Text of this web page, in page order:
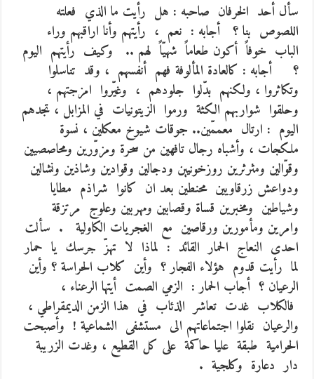
سأل أحد الخرفان صاحبه : هل رأيت ما الذي فعلته
اللصوص بنا ؟ أجابه : نعم ، رأيتهم وأنا اراقبهم وراء
الباب خوفاً أكون طعاماً شهيّاً لهم .. وكيف رأيتهم اليوم
؟ أجابه : كالعادة المألوفة فهم أنفسهم ، وقد تناسلوا
وتكاثروا ، ولكنهم بدّلوا جلودهم ، وغيّروا امزجتهم ،
وحلقوا شواربهم الكثة ورموا الزيتونيات في المزابل ، تجدهم
اليوم : ارتال معممّين.. جوقات شيوخ معكلين ، نسوة
ملكجات ، وأشباه رجال تافهين من سحرة ومزوّرين ومحاصصيين
وقوّالين ومثرثرين روزخونيين ودجالين وقوادين وشاذين ونشالين
ودواعش زرقاويين محنطين بعد ان كانوا شراذم مطايا
وشياطين ومخبرين قساة وقصابين ومهربين وعلوج مرتزقة
وامرين ومأمورين ورقاصين مع الغجريات الكاولية . سألت
احدى النعاج الحمار القائد : لماذا لا تهزّ جرسك يا حمار
لما رأيت قدوم هؤلاء الفجار ؟ وأين كلاب الحراسة ؟ وأين
الرعيان ؟ أجاب الحمار : الزمي الصمت أيتها الرعناء ،
فالكلاب غدت تعاشر الذئاب في هذا الزمن الديمقراطي ،
والرعيان نقلوا اجتماعاتهم الى مستشفى الشماعية ! وأصبحت
الحرامية طبقة عليا حاكمة على كل القطيع ، وغدت الزريبة
دار دعارة وكلجية .